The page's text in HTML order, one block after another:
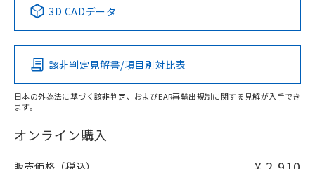
Pb Hg Cd Cr(VI)
O
在庫等で未対応品が混在する可能性があります。
問い合わせください。
この製品の規格認証/適合状況ページへ
その他の認証はこちらのページからご検索ください
3D CADデータ
該非判定見解書/項目別対比表
日本の外為法に基づく該非判定、およびEAR再輸出規制に関する見解が入手でき
ます。
オンライン購入
販売価格（税込）